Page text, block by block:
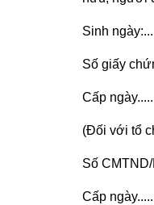
Sinh
Số giấy
Cấp
(Đối với tổ
Số CMTND/
Cấp